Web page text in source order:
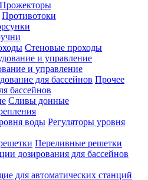
Прожекторы
Противотоки
Стеновые проходы
и управление
Прочее
бассейнов
Сливы донные
Регуляторы уровня
Переливные решетки
дозирования для бассейнов